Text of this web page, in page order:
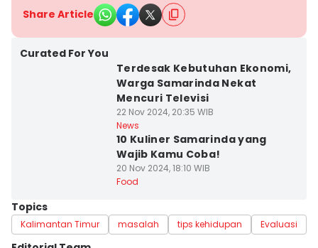
Share Article
Curated For You
Terdesak Kebutuhan Ekonomi,
Warga Samarinda Nekat
Mencuri Televisi
22 Nov 2024, 20:35 WIB
News
10 Kuliner Samarinda yang
Wajib Kamu Coba!
20 Nov 2024, 18:10 WIB
Food
Topics
Kalimantan Timur masalah tips kehidupan Evaluasi